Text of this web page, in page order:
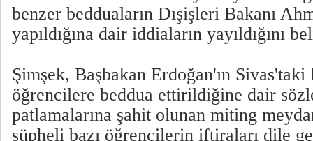
benzer bedduaların Dışişleri Bakanı
yapıldığına dair iddiaların yayıldığını
Şimşek, Başbakan Erdoğan'ın Sivas'taki
öğrencilere beddua ettirildiğine dair
patlamalarına şahit olunan miting
şüpheli bazı öğrencilerin iftiraları dile